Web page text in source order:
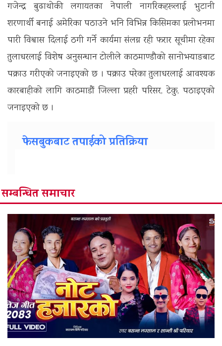
गजेन्द्र बुढाथोकी लगायतका नेपाली नागरिकहरूलाई भुटानी
शरणार्थी बनाई अमेरिका पठाउने भनि विभिन्न किसिमका प्रलोभनमा
पारी विश्वास दिलाई ठगी गर्ने कार्यमा संलग्न रही फरार सूचीमा रहेका
तुलाधरलाई विशेष अनुसन्धान टोलीले काठमाण्डौको सानोभर्‍याङबाट
पक्राउ गरीएको जनाइएको छ । पक्राउ परेका तुलाधरलाई आवश्यक
कारबाहीको लागि काठमाडौं जिल्ला प्रहरी परिसर, टेकु, पठाइएको
जनाइएको छ ।
फेसबुकबाट तपाईको प्रतिक्रिया
सम्बन्धित समाचार